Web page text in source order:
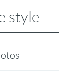
style